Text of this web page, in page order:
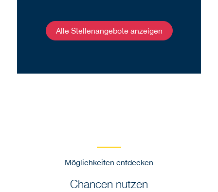
Alle Stellenangebote anzeigen
Möglichkeiten entdecken
Chancen nutzen